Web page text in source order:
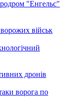
"Енгельс"
військ
дронів
ворога по